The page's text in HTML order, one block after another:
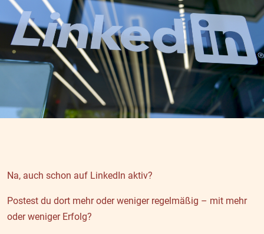
Na, auch schon auf LinkedIn aktiv?
Postest du dort mehr oder weniger regelmäßig – mit mehr
oder weniger Erfolg?